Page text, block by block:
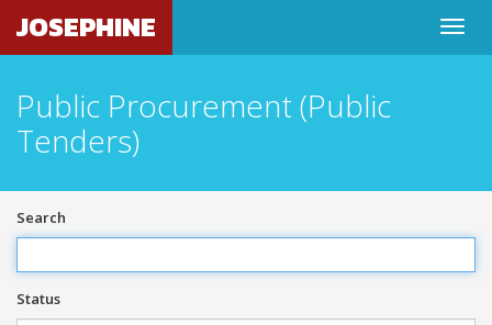
JOSEPHINE
Public Procurement (Public
Tenders)
Search
Status